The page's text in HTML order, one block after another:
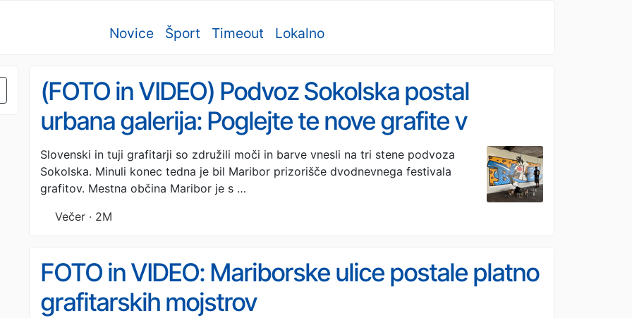
Novice Šport Timeout Lokalno
(FOTO in VIDEO) Podvoz Sokolska postal
urbana galerija: Poglejte te nove grafite v
mestu!
Slovenski in tuji grafitarji so združili moči in barve vnesli na tri stene podvoza
Sokolska. Minuli konec tedna je bil Maribor prizorišče dvodnevnega festivala
grafitov. Mestna občina Maribor je s …
Večer · 2M
FOTO in VIDEO: Mariborske ulice postale platno
grafitarskih mojstrov